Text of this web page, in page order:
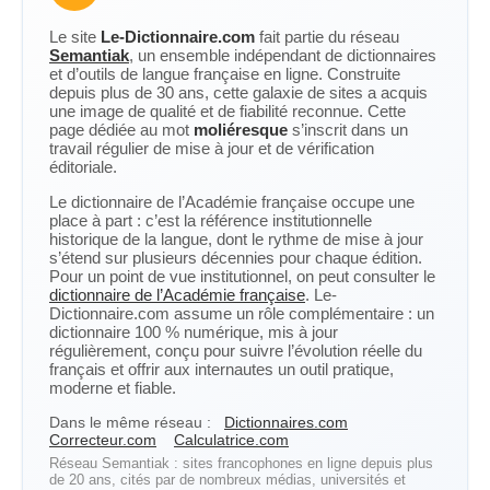
Le site Le-Dictionnaire.com fait partie du réseau
Semantiak, un ensemble indépendant de dictionnaires
et d’outils de langue française en ligne. Construite
depuis plus de 30 ans, cette galaxie de sites a acquis
une image de qualité et de fiabilité reconnue. Cette
page dédiée au mot moliéresque s’inscrit dans un
travail régulier de mise à jour et de vérification
éditoriale.
Le dictionnaire de l’Académie française occupe une
place à part : c’est la référence institutionnelle
historique de la langue, dont le rythme de mise à jour
s’étend sur plusieurs décennies pour chaque édition.
Pour un point de vue institutionnel, on peut consulter le
dictionnaire de l’Académie française. Le-
Dictionnaire.com assume un rôle complémentaire : un
dictionnaire 100 % numérique, mis à jour
régulièrement, conçu pour suivre l’évolution réelle du
français et offrir aux internautes un outil pratique,
moderne et fiable.
Dans le même réseau :
Dictionnaires.com
Correcteur.com
Calculatrice.com
Réseau Semantiak : sites francophones en ligne depuis plus
de 20 ans, cités par de nombreux médias, universités et